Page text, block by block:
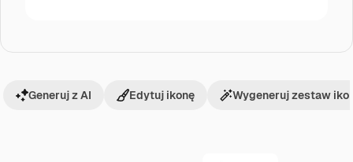
Generuj z AI Edytuj ikonę Wygeneruj zestaw